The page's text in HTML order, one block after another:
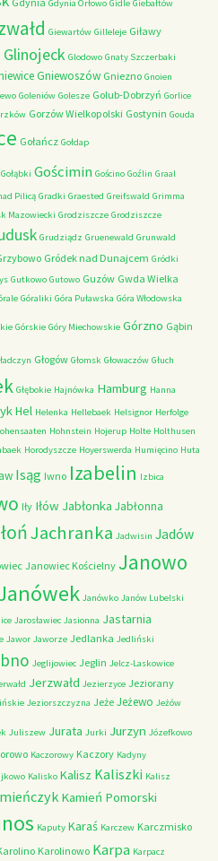
Gdynia Orłowo Gidle Giebałtów
Giewartów Gilleleje Giławy
Glinojeck Glodowo Gnaty Szczerbaki
Gniewoszów Gniezno Gnoien
Goleniów Golesze Golub-Dobrzyń Gorlice
Gorzów Wielkopolski Gostynin Gouda
Gołańcz Gołdap
Gołąbki Gościmin Gościno Goźlin Graal
Pilicą Gradki Graested Greifswald Grimma
Mazowiecki Grodziszcze Grodziszcze
Grudziądz Gruenewald Grunwald
Gródek nad Dunajcem Gródki
Gutkowo Gutowo Guzów Gwda Wielka
Góraliki Góra Puławska Góra Włodowska
Górskie Góry Miechowskie Górzno Gąbin
Głogów Głomsk Głowaczów Głuch
Głębokie Hajnówka Hamburg Hanna
Hel Helenka Hellebaek Helsignor Herfolge
Hohnstein Hojerup Holte Holthusen
Horodyszcze Hoyerswerda Humięcino Huta
Isąg Iwno Izabelin Izbica
Iły Iłów Jabłonka Jabłonna
Jachranka Jadwisin Jadów
Janowiec Kościelny Janowo
Janówko Janów Lubelski
Jarosławiec Jasionna Jastarnia
Jawor Jaworze Jedlanka Jedliński
Jeglijowiec Jeglin Jelcz-Laskowice
Jerzwałd Jezierzyce Jeziorany
Jeziorszczyzna Jeże Jeżewo Jeżów
Juliszew Jurata Jurki Jurzyn Józefkowo
Kaczorowy Kaczory Kadyny
Kalisko Kalisz Kaliszki Kalisz
Kamień Pomorski
Kaputy Karaś Karczew Karczmisko
Karolinowo Karpa Karpacz